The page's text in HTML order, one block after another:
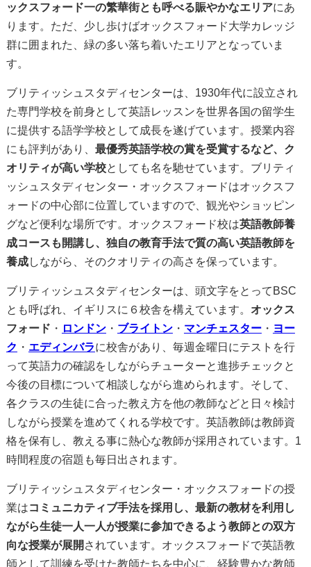
ックスフォード一の繁華街とも呼べる賑やかなエリアにあ
ります。ただ、少し歩けばオックスフォード大学カレッジ
群に囲まれた、緑の多い落ち着いたエリアとなっていま
す。
ブリティッシュスタディセンターは、1930年代に設立され
た専門学校を前身として英語レッスンを世界各国の留学生
に提供する語学学校として成長を遂げています。授業内容
にも評判があり、 最優秀英語学校の賞を受賞するなど、ク
オリティが高い学校としても名を馳せています。ブリティ
ッシュスタディセンター・オックスフォードはオックスフ
ォードの中心部に位置していますので、観光やショッピン
グなど便利な場所です。オックスフォード校は英語教師養
成コースも開講し、独自の教育手法で質の高い英語教師を
養成しながら、そのクオリティの高さを保っています。
ブリティッシュスタディセンターは、頭文字をとってBSC
とも呼ばれ、イギリスに６校舎を構えています。 オックス
フォード ・ ロンドン・ ブライトン・ マンチェスター・ ヨー
ク ・ エディンバラに校舎があり、毎週金曜日にテストを行
って英語力の確認をしながらチューターと進捗チェックと
今後の目標について相談しながら進められます。そして、
各クラスの生徒に合った教え方を他の教師などと日々検討
しながら授業を進めてくれる学校です。英語教師は教師資
格を保有し、教える事に熱心な教師が採用されています。1
時間程度の宿題も毎日出されます。
ブリティッシュスタディセンター・オックスフォードの授
業はコミュニカティブ手法を採用し、最新の教材を利用し
ながら生徒一人一人が授業に参加できるよう教師との双方
向な授業が展開 されています。オックスフォードで英語教
師として訓練を受けた教師たちを中心に、経験豊かな教師